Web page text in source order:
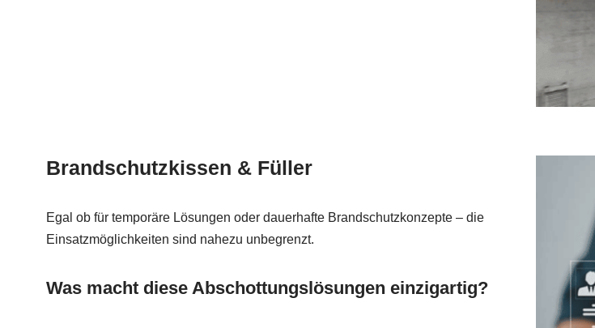
Brandschutzkissen & Füller
Egal ob für temporäre Lösungen oder dauerhafte Brandschutzkonzepte – die
Einsatzmöglichkeiten sind nahezu unbegrenzt.
Was macht diese Abschottungslösungen einzigartig?